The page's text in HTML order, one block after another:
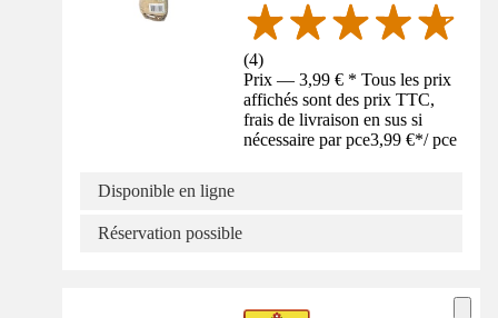
(4)
Prix — 3,99 € * Tous les prix
affichés sont des prix TTC,
frais de livraison en sus si
nécessaire par pce3,99 €*/ pce
Disponible en ligne
Réservation possible